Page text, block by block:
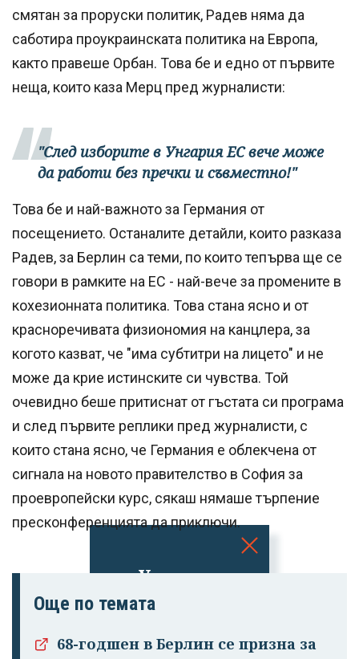
Успешно
излязохте от
смятан за проруски политик, Радев няма да
саботира проукраинската политика на Европа,
както правеше Орбан. Това бе и едно от първите
неща, които каза Мерц пред журналисти:
"След изборите в Унгария ЕС вече може
да работи без пречки и съвместно!"
Това бе и най-важното за Германия от
посещението. Останалите детайли, които разказа
Радев, за Берлин са теми, по които тепърва ще се
говори в рамките на ЕС - най-вече за промените в
кохезионната политика. Това стана ясно и от
красноречивата физиономия на канцлера, за
когото казват, че "има субтитри на лицето" и не
може да крие истинските си чувства. Той
очевидно беше притиснат от гъстата си програма
и след първите реплики пред журналисти, с
които стана ясно, че Германия е облекчена от
сигнала на новото правителство в София за
проевропейски курс, сякаш нямаше търпение
пресконференцията да приключи.
Още по темата
68-годшен в Берлин се призна за